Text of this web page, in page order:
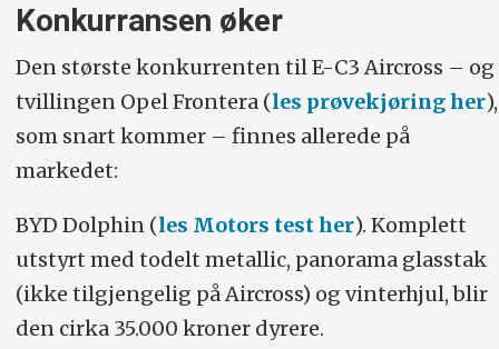
Konkurransen øker
Den største konkurrenten til E-C3 Aircross – og
tvillingen Opel Frontera (les prøvekjøring her),
som snart kommer – finnes allerede på
markedet:
BYD Dolphin (les Motors test her). Komplett
utstyrt med todelt metallic, panorama glasstak
(ikke tilgjengelig på Aircross) og vinterhjul, blir
den cirka 35.000 kroner dyrere.